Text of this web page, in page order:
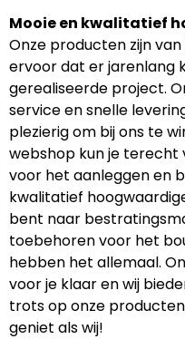
Mooie en kwalitatief
Onze producten zijn
ervoor dat er jarenlang
gerealiseerde project.
service en snelle
plezierig om bij ons te
webshop kun je terecht
voor het aanleggen en
kwalitatief
bent naar
toebehoren voor het
hebben het allemaal.
voor je klaar en wij
trots op onze
geniet als wij!